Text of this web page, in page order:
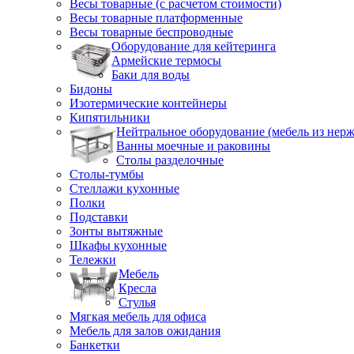
Весы товарные (с расчетом стоимости)
Весы товарные платформенные
Весы товарные беспроводные
Оборудование для кейтеринга
Армейские термосы
Баки для воды
Бидоны
Изотермические контейнеры
Кипятильники
Нейтральное оборудование (мебель из
Ванны моечные и раковины
Столы разделочные
Столы-тумбы
Стеллажи кухонные
Полки
Подставки
Зонты вытяжные
Шкафы кухонные
Тележки
Мебель
Кресла
Стулья
Мягкая мебель для офиса
Мебель для залов ожидания
Банкетки